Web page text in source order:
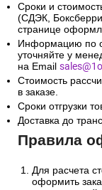
Сроки и
(СДЭК,
странице
Информацию по
уточняйте у
на Email
Стоимость
в заказе.
Сроки отгрузки
Доставка до
Правила
Для расчета
оформить